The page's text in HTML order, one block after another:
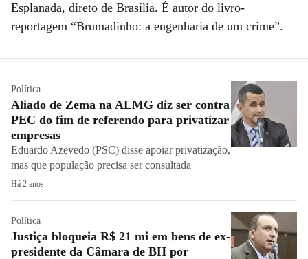
Esplanada, direto de Brasília. É autor do livro-
reportagem “Brumadinho: a engenharia de um crime”.
Política
Aliado de Zema na ALMG diz ser contra
PEC do fim de referendo para privatizar
empresas
Eduardo Azevedo (PSC) disse apoiar privatização,
mas que população precisa ser consultada
Há 2 anos
Política
Justiça bloqueia R$ 21 mi em bens de ex-
presidente da Câmara de BH por